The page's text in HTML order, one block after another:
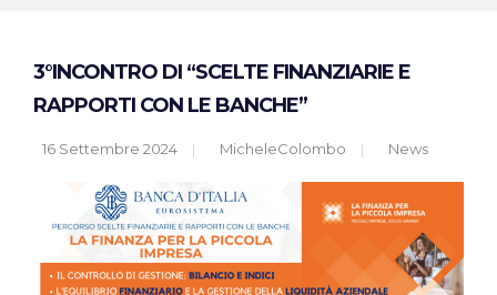
3°INCONTRO DI “SCELTE FINANZIARIE E
RAPPORTI CON LE BANCHE”
16 Settembre 2024 MicheleColombo News